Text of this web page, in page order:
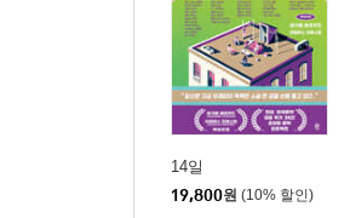
14일
19,800원 (10% 할인)